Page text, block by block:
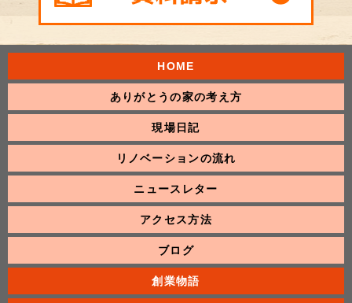
HOME
ありがとうの家の考え方
現場日記
リノベーションの流れ
ニュースレター
アクセス方法
ブログ
創業物語